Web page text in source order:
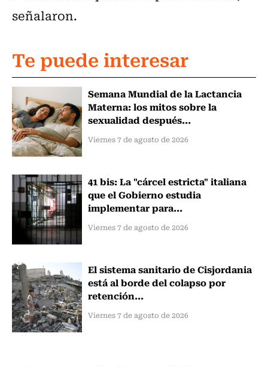
señalaron.
Te puede interesar
Semana Mundial de la Lactancia
Materna: los mitos sobre la
sexualidad después...
Viernes 7 de agosto de 2026
41 bis: La "cárcel estricta" italiana
que el Gobierno estudia
implementar para...
Viernes 7 de agosto de 2026
El sistema sanitario de Cisjordania
está al borde del colapso por
retención...
Viernes 7 de agosto de 2026